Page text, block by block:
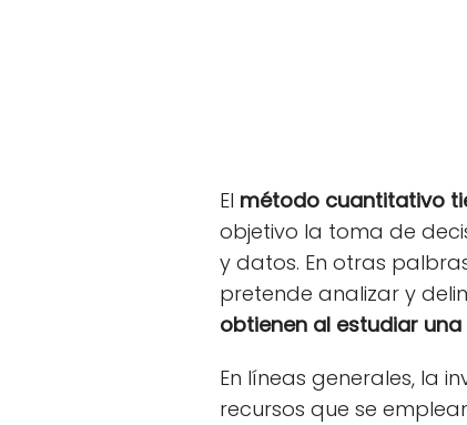
El método cuantitativo
objetivo la toma de
y datos. En otras
pretende analizar y
obtienen al estudiar
En líneas generales, la
recursos que se